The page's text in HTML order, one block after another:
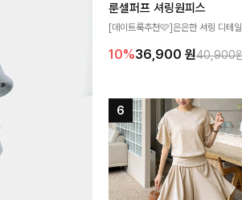
룬셀퍼프 셔링원피스
[데이트룩추천🩷]은은한 셔링 디테
성해주는 원피스🤍 허리 스모크 밴딩
즐기기 좋아요
10%36,900 원40,900